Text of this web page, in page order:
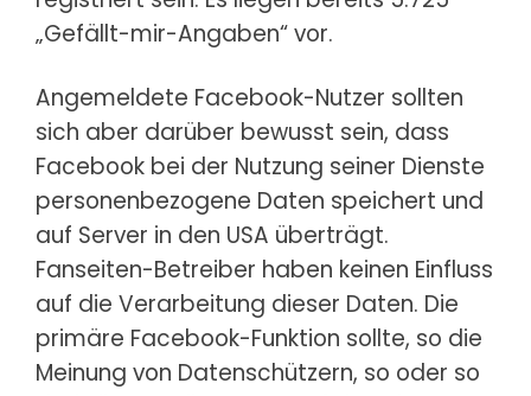
„Gefällt-mir-Angaben“ vor.
Angemeldete Facebook-Nutzer sollten
sich aber darüber bewusst sein, dass
Facebook bei der Nutzung seiner Dienste
personenbezogene Daten speichert und
auf Server in den USA überträgt.
Fanseiten-Betreiber haben keinen Einfluss
auf die Verarbeitung dieser Daten. Die
primäre Facebook-Funktion sollte, so die
Meinung von Datenschützern, so oder so